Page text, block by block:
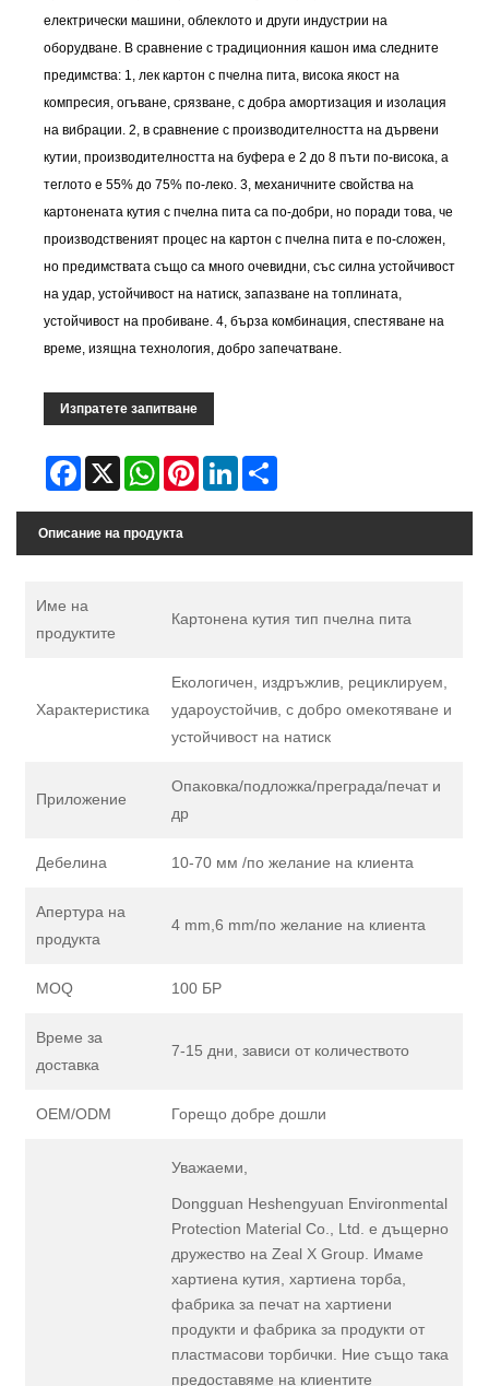
електрически машини, облеклото и други индустрии на
оборудване. В сравнение с традиционния кашон има следните
предимства: 1, лек картон с пчелна пита, висока якост на
компресия, огъване, срязване, с добра амортизация и изолация
на вибрации. 2, в сравнение с производителността на дървени
кутии, производителността на буфера е 2 до 8 пъти по-висока, а
теглото е 55% до 75% по-леко. 3, механичните свойства на
картонената кутия с пчелна пита са по-добри, но поради това, че
производственият процес на картон с пчелна пита е по-сложен,
но предимствата също са много очевидни, със силна устойчивост
на удар, устойчивост на натиск, запазване на топлината,
устойчивост на пробиване. 4, бърза комбинация, спестяване на
време, изящна технология, добро запечатване.
Изпратете запитване
Facebook WhatsAppPinterestLinkedIn
Описание на продукта
Име на
продуктите
Картонена кутия тип пчелна пита
Характеристика
Екологичен, издръжлив, рециклируем,
удароустойчив, с добро омекотяване и
устойчивост на натиск
Приложение
Опаковка/подложка/преграда/печат и
др
Дебелина 10-70 мм /по желание на клиента
Апертура на
продукта
4 mm,6 mm/по желание на клиента
MOQ 100 БР
Време за
доставка
7-15 дни, зависи от количеството
OEM/ODM Горещо добре дошли
Уважаеми,
Dongguan Heshengyuan Environmental
Protection Material Co., Ltd. е дъщерно
дружество на Zeal X Group. Имаме
хартиена кутия, хартиена торба,
фабрика за печат на хартиени
продукти и фабрика за продукти от
пластмасови торбички. Ние също така
предоставяме на клиентите